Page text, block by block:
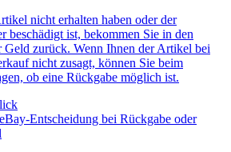
nicht erhalten haben oder der
beschädigt ist, bekommen Sie in den
Geld zurück. Wenn Ihnen der Artikel bei
nicht zusagt, können Sie beim
ob eine Rückgabe möglich ist.
Entscheidung bei Rückgabe oder